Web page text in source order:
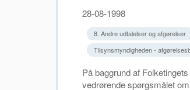
28-08-1998
8. Andre udtalelser og afgørelser
Tilsynsmyndigheden -
På baggrund af
vedrørende spørgsmålet